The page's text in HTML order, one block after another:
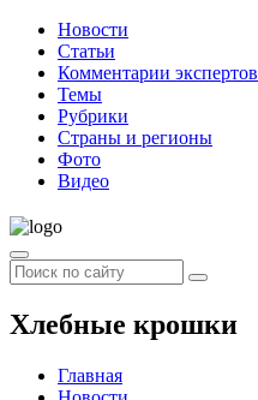
Новости
Статьи
Комментарии экспертов
Темы
Рубрики
Страны и регионы
Фото
Видео
Хлебные крошки
Главная